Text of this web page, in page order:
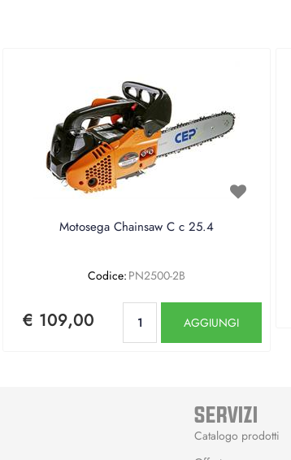
Motosega Chainsaw C c 25.4
Codice: PN2500-2B
€ 109,00 AGGIUNGI
SERVIZI
Catalogo prodotti